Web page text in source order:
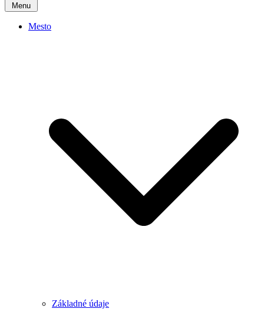
Menu
Mesto
Základné údaje